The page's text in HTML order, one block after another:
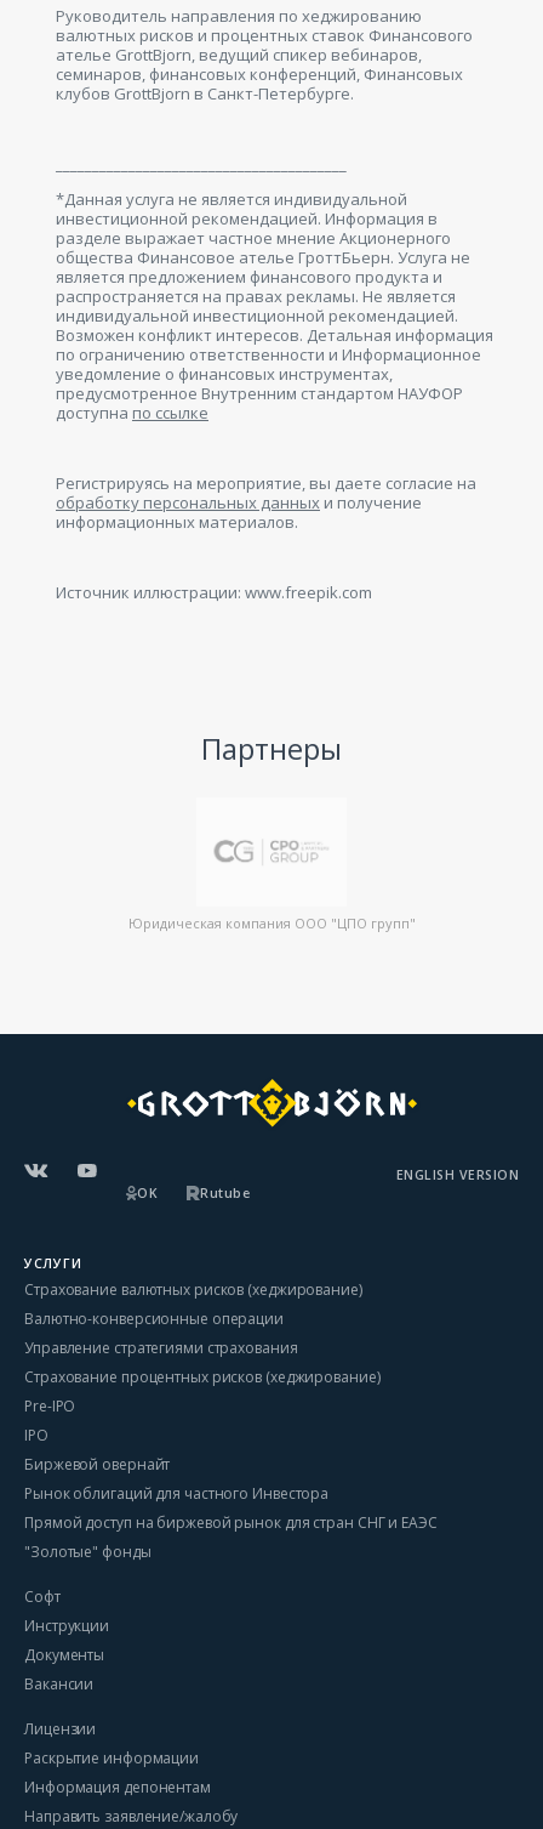
Руководитель направления по хеджированию
валютных рисков и процентных ставок Финансового
ателье GrottBjorn, ведущий спикер вебинаров,
семинаров, финансовых конференций, Финансовых
клубов GrottBjorn в Санкт-Петербурге.
*Данная услуга не является индивидуальной
инвестиционной рекомендацией. Информация в
разделе выражает частное мнение Акционерного
общества Финансовое ателье ГроттБьерн. Услуга не
является предложением финансового продукта и
распространяется на правах рекламы. Не является
индивидуальной инвестиционной рекомендацией.
Возможен конфликт интересов. Детальная информация
по ограничению ответственности и Информационное
уведомление о финансовых инструментах,
предусмотренное Внутренним стандартом НАУФОР
доступна по ссылке
Регистрируясь на мероприятие, вы даете согласие на
обработку персональных данных и получение
информационных материалов.
Источник иллюстрации: www.freepik.com
Партнеры
Юридическая компания ООО "ЦПО групп"
OK Rutube
ENGLISH VERSION
УСЛУГИ
Страхование валютных рисков (хеджирование)
Валютно-конверсионные операции
Управление стратегиями страхования
Страхование процентных рисков (хеджирование)
Pre-IPO
IPO
Биржевой овернайт
Рынок облигаций для частного Инвестора
Прямой доступ на биржевой рынок для стран СНГ и ЕАЭС
"Золотые" фонды
Софт
Инструкции
Документы
Вакансии
Лицензии
Раскрытие информации
Информация депонентам
Направить заявление/жалобу